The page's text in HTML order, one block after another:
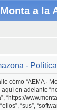
Monta a la
-
cómo “AEMA ·
en adelante
“https://
“sus”,